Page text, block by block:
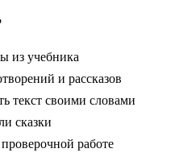
из учебника
и рассказов
текст своими словами
сказки
работе